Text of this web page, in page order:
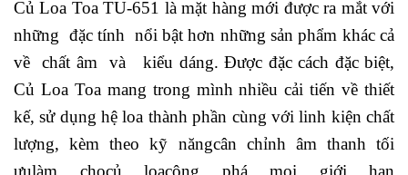
Củ Loa Toa TU-651 là mặt hàng mới được ra mắt với
những đặc tính nổi bật hơn những sản phẩm khác cả
về chất âm và kiểu dáng. Được đặc cách đặc biệt,
Củ Loa Toa mang trong mình nhiều cải tiến về thiết
kế, sử dụng hệ loa thành phần cùng với linh kiện chất
lượng, kèm theo kỹ năngcân chỉnh âm thanh tối
ưulàm chocủ loacông phá mọi giới hạn